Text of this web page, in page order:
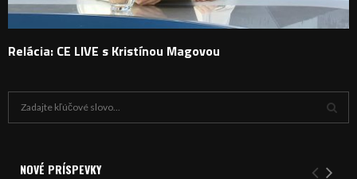
Relácia: CE LIVE s Kristínou Magovou
Y
NOVÉ PRÍSPEVKY